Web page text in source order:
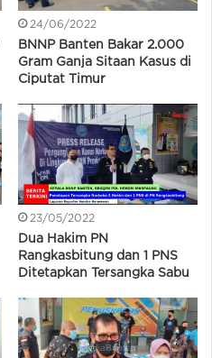
24/06/2022
BNNP Banten Bakar 2.000
Gram Ganja Sitaan Kasus di
Ciputat Timur
23/05/2022
Dua Hakim PN
Rangkasbitung dan 1 PNS
Ditetapkan Tersangka Sabu